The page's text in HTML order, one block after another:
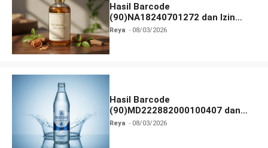
Hasil Barcode
(90)NA18240701272 dan Izin
BPOM
Reya 08/03/2026
Hasil Barcode
(90)MD222882000100407 dan
Izin BPOM
Reya 08/03/2026